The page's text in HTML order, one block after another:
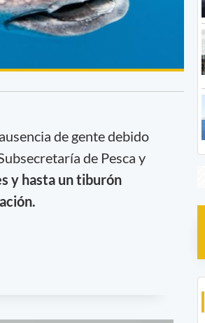
de gente debido
de Pesca y
y hasta un tiburón